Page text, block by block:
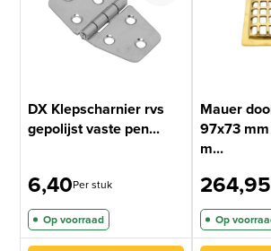
DX Klepscharnier rvs
gepolijst vaste pen...
6,40Per stuk
Op voorraad
Mauer
97x73
m...
264,95
Op